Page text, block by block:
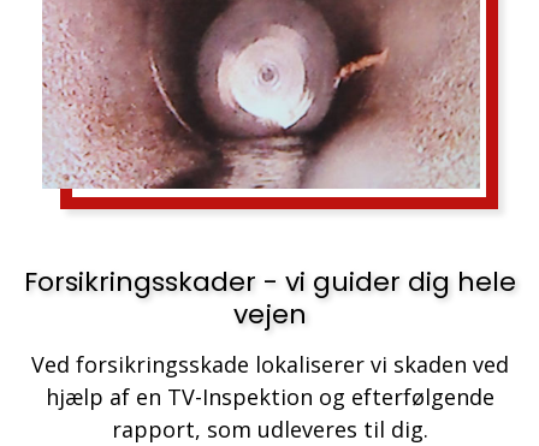
Forsikringsskader - vi guider dig hele
vejen
Ved forsikringsskade lokaliserer vi skaden ved
hjælp af en TV-Inspektion og efterfølgende
rapport, som udleveres til dig.